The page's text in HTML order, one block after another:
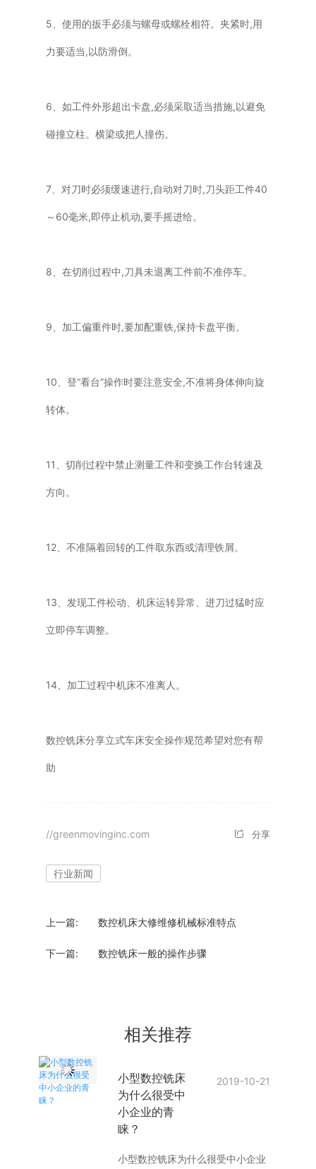
5、使用的扳手必须与螺母或螺栓相符。夹紧时,用
力要适当,以防滑倒。
6、如工件外形超出卡盘,必须采取适当措施,以避免
碰撞立柱。横梁或把人撞伤。
7、对刀时必须缓速进行,自动对刀时,刀头距工件40
～60毫米,即停止机动,要手摇进给。
8、在切削过程中,刀具未退离工件前不准停车。
9、加工偏重件时,要加配重铁,保持卡盘平衡。
10、登“看台”操作时要注意安全,不准将身体伸向旋
转体。
11、切削过程中禁止测量工件和变换工作台转速及
方向。
12、不准隔着回转的工件取东西或清理铁屑。
13、发现工件松动、机床运转异常、进刀过猛时应
立即停车调整。
14、加工过程中机床不准离人。
数控铣床分享立式车床安全操作规范希望对您有帮
助
//greenmovinginc.com 分享
行业新闻
上一篇: 数控机床大修维修机械标准特点
下一篇: 数控铣床一般的操作步骤
相关推荐
小型数控铣床
为什么很受中
小企业的青
睐？
2019-10-21
小型数控铣床为什么很受中小企业